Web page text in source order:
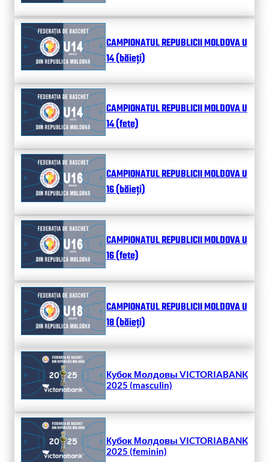
CAMPIONATUL REPUBLICII MOLDOVA U
14 (băieți)
CAMPIONATUL REPUBLICII MOLDOVA U
14 (fete)
CAMPIONATUL REPUBLICII MOLDOVA U
16 (băieți)
CAMPIONATUL REPUBLICII MOLDOVA U
16 (fete)
CAMPIONATUL REPUBLICII MOLDOVA U
18 (băieți)
Кубок Молдовы VICTORIABANK
2025 (masculin)
Кубок Молдовы VICTORIABANK
2025 (feminin)